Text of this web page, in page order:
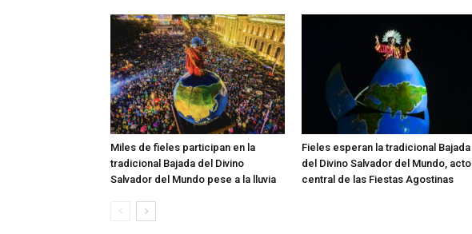
Miles de fieles participan en la
tradicional Bajada del Divino
Salvador del Mundo pese a la lluvia
Fieles esperan la tradicional Bajada
del Divino Salvador del Mundo, acto
central de las Fiestas Agostinas